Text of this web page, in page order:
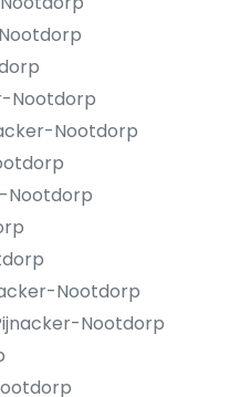
Nootdorp
Nootdorp
Nootdorp
Nootdorp
Nootdorp